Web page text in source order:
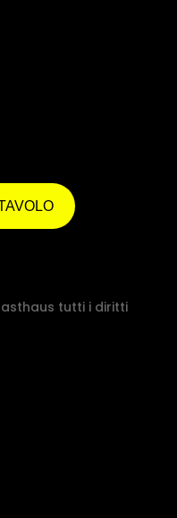
tutti i diritti